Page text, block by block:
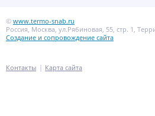
© www.termo-snab.ru
Россия, Москва, ул.Рябиновая, 55, стр. 1,
Создание и сопровождение сайта
Контакты Карта сайта